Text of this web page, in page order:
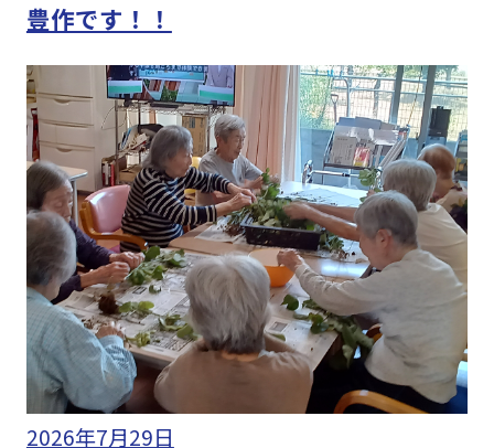
豊作です！！
2026年7月29日